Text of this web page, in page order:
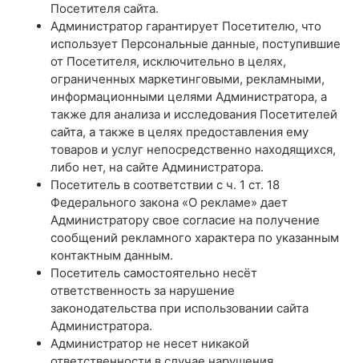
Посетителя сайта.
Администратор гарантирует Посетителю, что
использует Персональные данные, поступившие
от Посетителя, исключительно в целях,
ограниченных маркетинговыми, рекламными,
информационными целями Администратора, а
также для анализа и исследования Посетителей
сайта, а также в целях предоставления ему
товаров и услуг непосредственно находящихся,
либо нет, на сайте Администратора.
Посетитель в соответствии с ч. 1 ст. 18
Федерального закона «О рекламе» дает
Администратору свое согласие на получение
сообщений рекламного характера по указанным
контактным данным.
Посетитель самостоятельно несёт
ответственность за нарушение
законодательства при использовании сайта
Администратора.
Администратор не несет никакой